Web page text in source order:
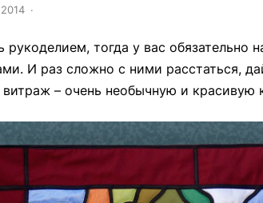
·
рукоделием, тогда у вас обязательно
И раз сложно с ними расстаться,
– очень необычную и красивую